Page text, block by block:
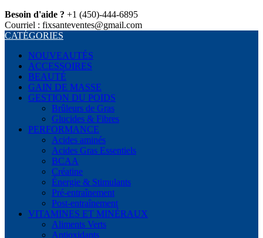
Besoin d'aide ? +1 (450)-444-6895
Courriel : fixsanteventes@gmail.com
CATÉGORIES
NOUVEAUTÉS
ACCESSOIRES
BEAUTÉ
GAIN DE MASSE
GESTION DU POIDS
Brûleurs de Gras
Glucides & Fibres
PERFORMANCE
Acides aminés
Acides Gras Essentiels
BCAA
Créatine
Énergie & Stimulants
Pré-entraînement
Post-entraînement
VITAMINES ET MINÉRAUX
Aliments Verts
Antioxidants